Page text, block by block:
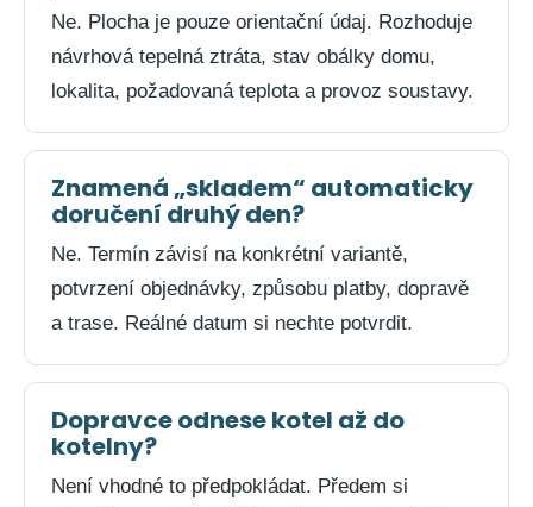
Ne. Plocha je pouze orientační údaj. Rozhoduje
návrhová tepelná ztráta, stav obálky domu,
lokalita, požadovaná teplota a provoz soustavy.
Znamená „skladem“ automaticky
doručení druhý den?
Ne. Termín závisí na konkrétní variantě,
potvrzení objednávky, způsobu platby, dopravě
a trase. Reálné datum si nechte potvrdit.
Dopravce odnese kotel až do
kotelny?
Není vhodné to předpokládat. Předem si